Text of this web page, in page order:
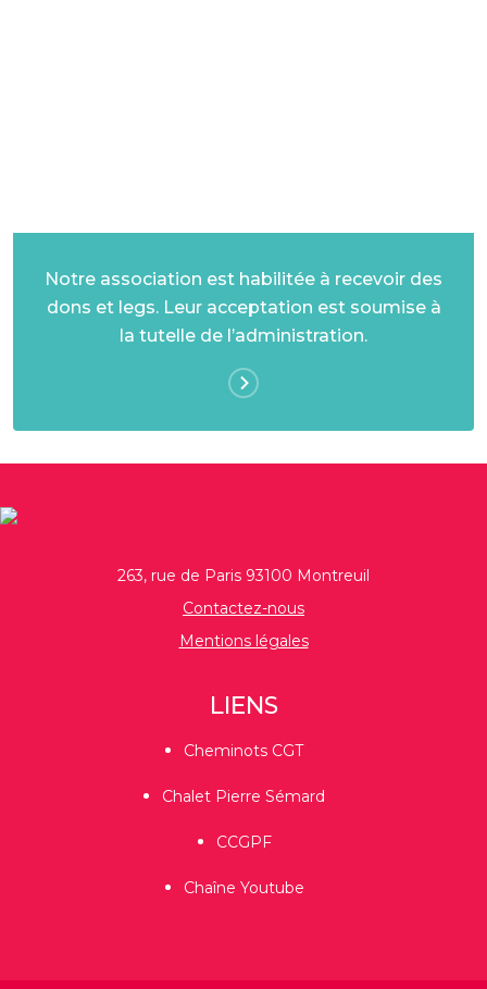
Notre association est habilitée à recevoir des
dons et legs. Leur acceptation est soumise à
la tutelle de l’administration.
263, rue de Paris 93100 Montreuil
Contactez-nous
Mentions légales
LIENS
Cheminots CGT
Chalet Pierre Sémard
CCGPF
Chaîne Youtube